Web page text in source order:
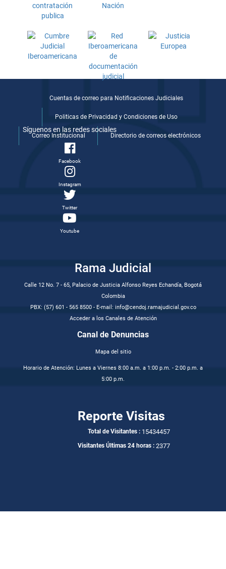
Cuentas de correo para Notificaciones Judiciales
Politicas de Privacidad y Condiciones de Uso
Correo Institucional Directorio de correos electrónicos
Síguenos en las redes sociales
Facebook
Instagram
Twitter
Youtube
Rama Judicial
Calle 12 No. 7 - 65, Palacio de Justicia Alfonso Reyes Echandía, Bogotá
Colombia
PBX: (57) 601 - 565 8500 - E-mail: info@cendoj.ramajudicial.gov.co
Acceder a los Canales de Atención
Canal de Denuncias
Mapa del sitio
Horario de Atención: Lunes a Viernes 8:00 a.m. a 1:00 p.m. - 2:00 p.m. a
5:00 p.m.
Reporte Visitas
Total de Visitantes : 15434457
Visitantes Últimas 24 horas : 2377